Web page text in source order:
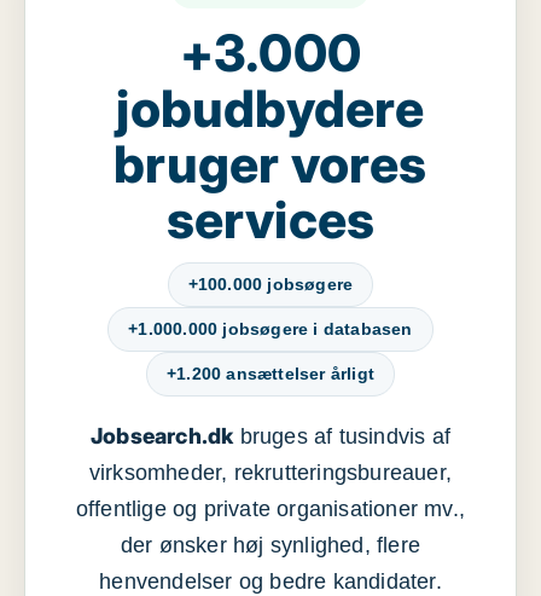
+3.000
jobudbydere
bruger vores
services
+100.000 jobsøgere
+1.000.000 jobsøgere i databasen
+1.200 ansættelser årligt
Jobsearch.dkbruges af tusindvis af
virksomheder, rekrutteringsbureauer,
offentlige og private organisationer mv.,
der ønsker høj synlighed, flere
henvendelser og bedre kandidater.